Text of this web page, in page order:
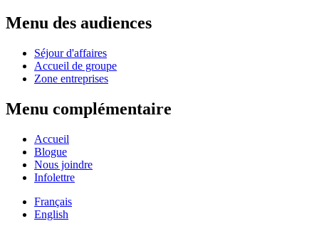
Menu des audiences
Séjour d'affaires
Accueil de groupe
Zone entreprises
Menu complémentaire
Accueil
Blogue
Nous joindre
Infolettre
Français
English